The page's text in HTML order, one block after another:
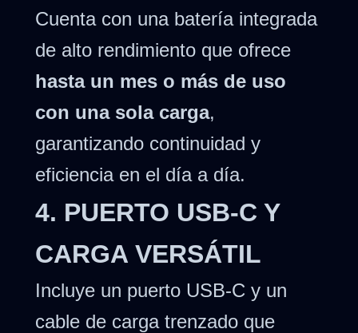
Cuenta con una batería integrada
de alto rendimiento que ofrece
hasta un mes o más de uso
con una sola carga,
garantizando continuidad y
eficiencia en el día a día.
4. PUERTO USB-C Y
CARGA VERSÁTIL
Incluye un puerto USB-C y un
cable de carga trenzado que